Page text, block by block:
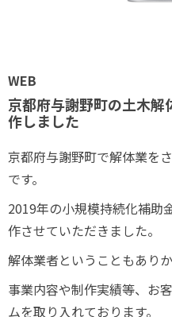
WEB
京都府与謝野町の土木解
作しました
京都府与謝野町で解体業を
です。
2019年の小規模持続化補助
作させていただきました。
解体業者ということもあり
事業内容や制作実績等、お
ムを取り入れております。